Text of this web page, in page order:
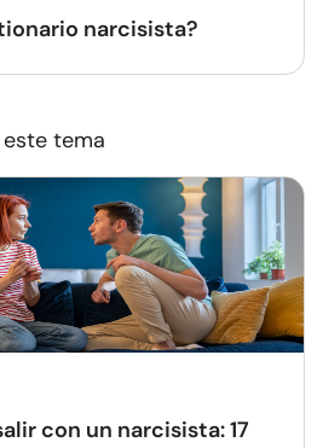
narcisista?
tema
con un narcisista: 17